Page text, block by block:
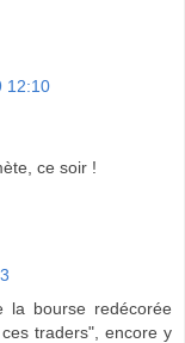
12:10
ce soir !
la bourse redécorée
traders", encore y